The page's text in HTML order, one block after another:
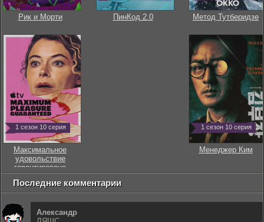
Рик и Морти ПинКод 2.0 Метод Тутберидзе
1 сезон 10 серия
Максимальное
удовольствие
гарантировано
1 сезон 10 серия
Менеджер Ким
Последние комментарии
Александр